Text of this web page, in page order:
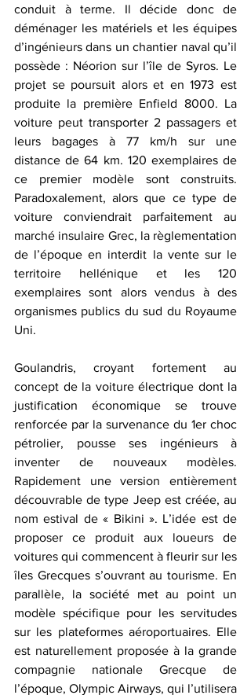
conduit à terme. Il décide donc de
déménager les matériels et les équipes
d’ingénieurs dans un chantier naval qu’il
possède : Néorion sur l’île de Syros. Le
projet se poursuit alors et en 1973 est
produite la première Enfield 8000. La
voiture peut transporter 2 passagers et
leurs bagages à 77 km/h sur une
distance de 64 km. 120 exemplaires de
ce premier modèle sont construits.
Paradoxalement, alors que ce type de
voiture conviendrait parfaitement au
marché insulaire Grec, la règlementation
de l’époque en interdit la vente sur le
territoire hellénique et les 120
exemplaires sont alors vendus à des
organismes publics du sud du Royaume
Uni.
Goulandris, croyant fortement au
concept de la voiture électrique dont la
justification économique se trouve
renforcée par la survenance du 1er choc
pétrolier, pousse ses ingénieurs à
inventer de nouveaux modèles.
Rapidement une version entièrement
découvrable de type Jeep est créée, au
nom estival de « Bikini ». L’idée est de
proposer ce produit aux loueurs de
voitures qui commencent à fleurir sur les
îles Grecques s’ouvrant au tourisme. En
parallèle, la société met au point un
modèle spécifique pour les servitudes
sur les plateformes aéroportuaires. Elle
est naturellement proposée à la grande
compagnie nationale Grecque de
l’époque, Olympic Airways, qui l’utilisera